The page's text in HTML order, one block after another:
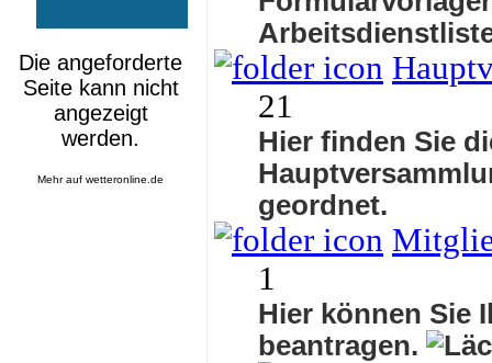
Mehr aufwetteronline.de
21
Hier finden Sie
geordnet.
1
Hier können Sie
beantragen.